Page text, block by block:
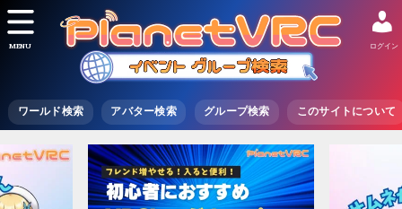
ワールド検索 アバター検索 グループ検索 このサイトについて
ログイン
MENU